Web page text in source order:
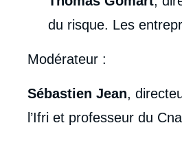
du risque. Les
Modérateur :
Sébastien Jean,
l’Ifri et professeur du